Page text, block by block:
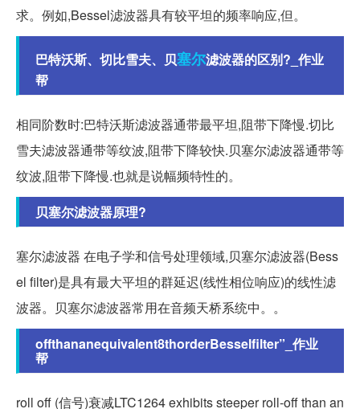
求。例如,Bessel滤波器具有较平坦的频率响应,但。
巴特沃斯、切比雪夫、贝塞尔滤波器的区别?_作业
帮
相同阶数时:巴特沃斯滤波器通带最平坦,阻带下降慢.切比
雪夫滤波器通带等纹波,阻带下降较快.贝塞尔滤波器通带等
纹波,阻带下降慢.也就是说幅频特性的。
贝塞尔滤波器原理?
塞尔滤波器 在电子学和信号处理领域,贝塞尔滤波器(Bess
el filter)是具有最大平坦的群延迟(线性相位响应)的线性滤
波器。贝塞尔滤波器常用在音频天桥系统中。。
offthananequivalent8thorderBesselfilter”_作业
帮
roll off (信号)衰减LTC1264 exhibits steeper roll-off than an